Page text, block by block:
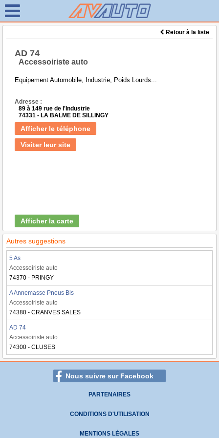
Retour à la liste
AD 74
Accessoiriste auto
Equipement Automobile, Industrie, Poids Lourds...
Adresse :
89 à 149 rue de l'Industrie
74331 - LA BALME DE SILLINGY
Afficher le téléphone
Visiter leur site
Afficher la carte
Autres suggestions
5 As
Accessoiriste auto
74370 - PRINGY
A Annemasse Pneus Bis
Accessoiriste auto
74380 - CRANVES SALES
AD 74
Accessoiriste auto
74300 - CLUSES
Nous suivre sur Facebook
PARTENAIRES
CONDITIONS D'UTILISATION
MENTIONS LÉGALES